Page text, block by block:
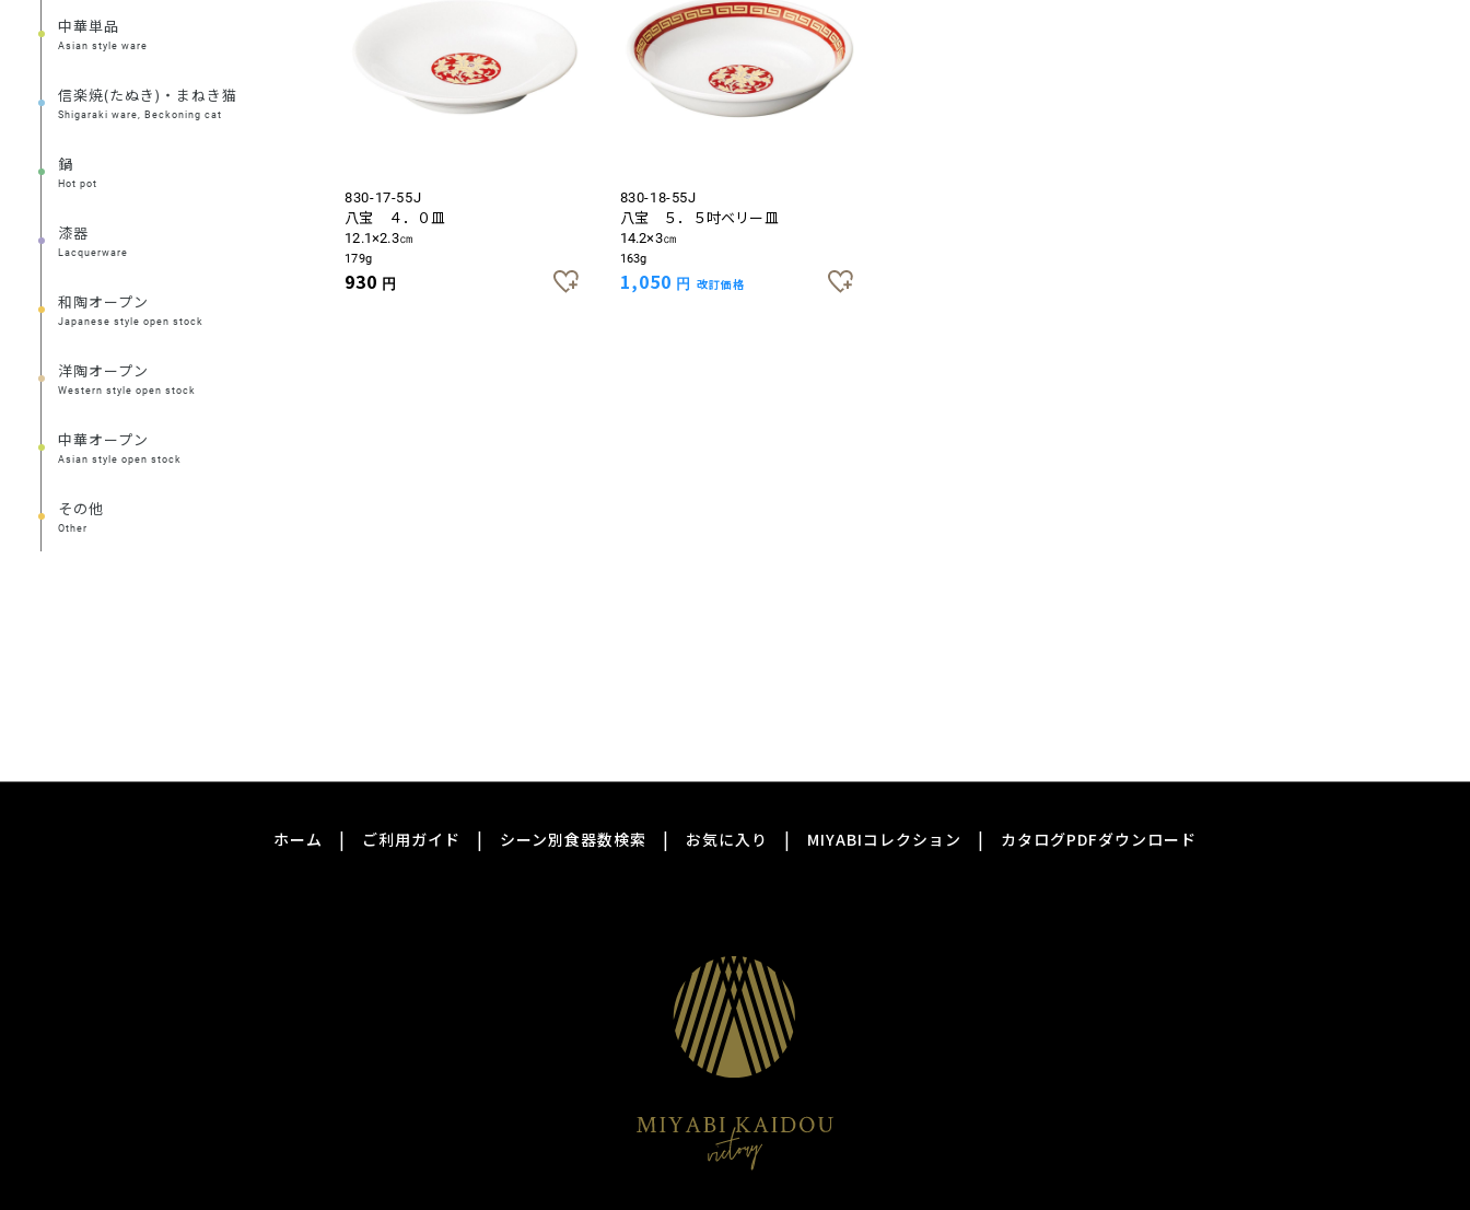
中華単品
Asian style ware
信楽焼(たぬき)・まねき猫
Shigaraki ware, Beckoning cat
鍋
Hot pot
漆器
Lacquerware
和陶オープン
Japanese style open stock
洋陶オープン
Western style open stock
中華オープン
Asian style open stock
その他
Other
830-17-55J
八宝 ４．０皿
12.1×2.3㎝
179g
930 円
830-18-55J
八宝 ５．５吋ベリー皿
14.2×3㎝
163g
1,050 円 改訂価格
ホーム | ご利用ガイド | シーン別食器数検索 | お気に入り | MIYABIコレクション | カタログPDFダウンロード